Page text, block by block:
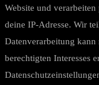
Website und
deine IP-Adresse. Wir
Datenverarbeitung
berechtigten Interesses